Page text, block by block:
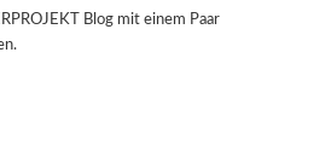
Blog mit einem Paar